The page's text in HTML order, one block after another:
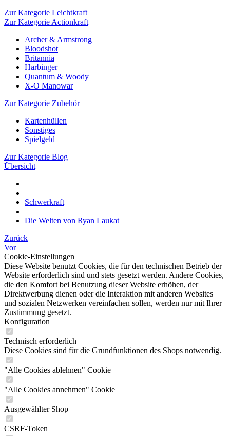
Zur Kategorie Leichtkraft
Zur Kategorie Actionkraft
Archer & Armstrong
Bloodshot
Britannia
Harbinger
Quantum & Woody
X-O Manowar
Zur Kategorie Zubehör
Kartenhüllen
Sonstiges
Spielgeld
Zur Kategorie Blog
Übersicht
Schwerkraft
Die Welten von Ryan Laukat
Zurück
Vor
Cookie-Einstellungen
Diese Website benutzt Cookies, die für den technischen Betrieb der
Website erforderlich sind und stets gesetzt werden. Andere Cookies,
die den Komfort bei Benutzung dieser Website erhöhen, der
Direktwerbung dienen oder die Interaktion mit anderen Websites
und sozialen Netzwerken vereinfachen sollen, werden nur mit Ihrer
Zustimmung gesetzt.
Konfiguration
Technisch erforderlich
Diese Cookies sind für die Grundfunktionen des Shops notwendig.
"Alle Cookies ablehnen" Cookie
"Alle Cookies annehmen" Cookie
Ausgewählter Shop
CSRF-Token